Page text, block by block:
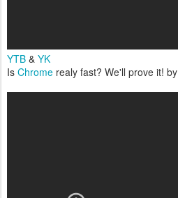
YTB & YK
Is Chrome realy fast? We'll prove it! by